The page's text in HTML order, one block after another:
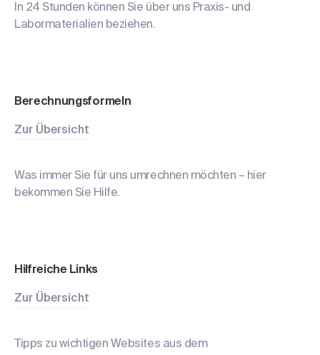
In 24 Stunden können Sie über uns Praxis- und
Labormaterialien beziehen.
Berechnungsformeln
Zur Übersicht
Was immer Sie für uns umrechnen möchten – hier
bekommen Sie Hilfe.
Hilfreiche Links
Zur Übersicht
Tipps zu wichtigen Websites aus dem